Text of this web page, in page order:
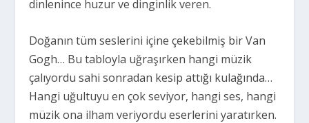
dinlenince huzur ve dinginlik veren.
Doğanın tüm seslerini içine çekebilmiş bir Van
Gogh… Bu tabloyla uğraşırken hangi müzik
çalıyordu sahi sonradan kesip attığı kulağında…
Hangi uğultuyu en çok seviyor, hangi ses, hangi
müzik ona ilham veriyordu eserlerini yaratırken.